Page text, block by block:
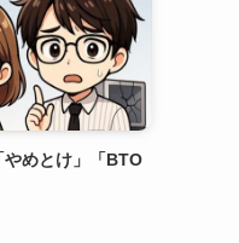
やめとけ」「BTO